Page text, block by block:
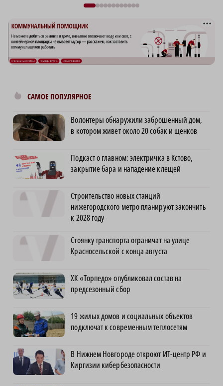
САМОЕ ПОПУЛЯРНОЕ
Волонтеры обнаружили заброшенный дом,
в котором живет около 20 собак и щенков
Подкаст о главном: электричка в Кстово,
закрытие бара и нападение клещей
Строительство новых станций
нижегородского метро планируют закончить
к 2028 году
Стоянку транспорта ограничат на улице
Красносельской с конца августа
ХК «Торпедо» опубликовал состав на
предсезонный сбор
19 жилых домов и социальных объектов
подключат к современным теплосетям
В Нижнем Новгороде откроют ИТ-центр РФ и
Киргизии кибербезопасности